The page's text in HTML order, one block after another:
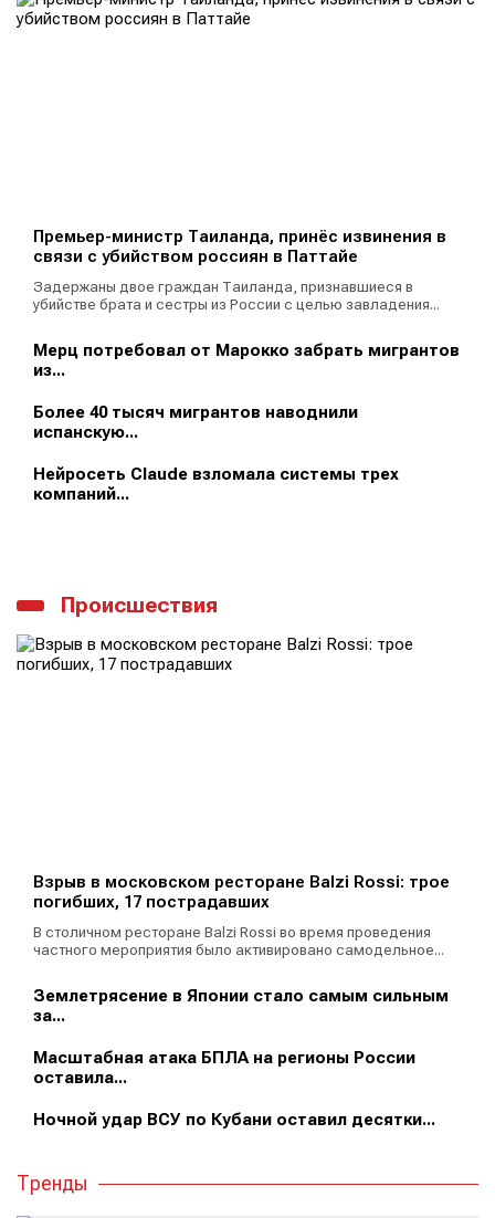
Премьер-министр Таиланда, принёс извинения в
связи с убийством россиян в Паттайе
Задержаны двое граждан Таиланда, признавшиеся в
убийстве брата и сестры из России с целью завладения...
Мерц потребовал от Марокко забрать мигрантов
из...
Более 40 тысяч мигрантов наводнили
испанскую...
Нейросеть Claude взломала системы трех
компаний...
Происшествия
Взрыв в московском ресторане Balzi Rossi: трое
погибших, 17 пострадавших
В столичном ресторане Balzi Rossi во время проведения
частного мероприятия было активировано самодельное...
Землетрясение в Японии стало самым сильным
за...
Масштабная атака БПЛА на регионы России
оставила...
Ночной удар ВСУ по Кубани оставил десятки...
Тренды